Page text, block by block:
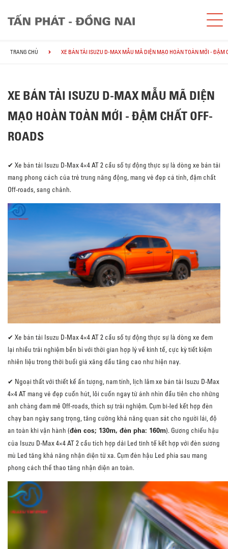
TRANG CHỦ XE BÁN TẢI ISUZU D-MAX MẪU MÃ DIỆN MẠO HOÀN TOÀN MỚI - ĐẬM
XE BÁN TẢI ISUZU D-MAX MẪU MÃ DIỆN
MẠO HOÀN TOÀN MỚI - ĐẬM CHẤT OFF-
ROADS
✔ Xe bán tải Isuzu D-Max 4×4 AT 2 cầu số tự động thực sự là dòng xe bán tải
mang phong cách của trẻ trung năng động, mang vẻ đẹp cá tính, đậm chất
Off-roads, sang chảnh.
✔ Xe bán tải Isuzu D-Max 4×4 AT 2 cầu số tự động thực sự là dòng xe đem
lại nhiều trải nghiệm bền bỉ với thời gian hợp lý về kinh tế, cực kỳ tiết kiệm
nhiên liệu trong thời buổi giá xăng dầu tăng cao như hiện nay.
✔ Ngoại thất với thiết kế ấn tượng, nam tính, lịch lãm xe bán tải Isuzu D-Max
4×4 AT mang vẻ đẹp cuốn hút, lôi cuốn ngay từ ánh nhìn đầu tiên cho những
anh chàng đam mê Off-roads, thích sự trải nghiệm. Cụm bi-led kết hợp đèn
chạy ban ngày sang trọng, tăng cường khả năng quan sát cho người lái, độ
an toàn khi vận hành (đèn cos; 130m, đèn pha: 160m). Gương chiếu hậu
của Isuzu D-Max 4×4 AT 2 cầu tích hợp dải Led tinh tế kết hợp với đèn sương
mù Led tăng khả năng nhận diện từ xa. Cụm đèn hậu Led phía sau mang
phong cách thể thao tăng nhận diện an toàn.